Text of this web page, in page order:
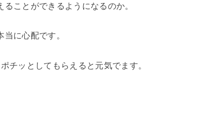
ことができるようになるのか。
に心配です。
ッとしてもらえると元気でます。